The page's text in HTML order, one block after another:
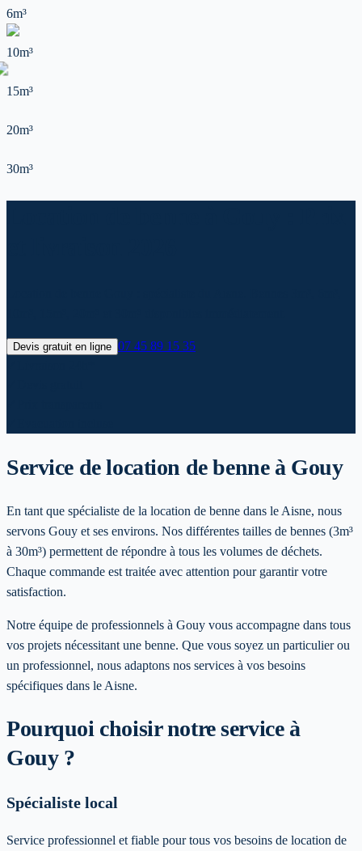
6m³
10m³
15m³
20m³
30m³
Devis gratuit en ligne 07 45 89 15 35
Service de location de benne à Gouy
En tant que spécialiste de la location de benne dans le Aisne, nous
servons Gouy et ses environs. Nos différentes tailles de bennes (3m³
à 30m³) permettent de répondre à tous les volumes de déchets.
Chaque commande est traitée avec attention pour garantir votre
satisfaction.
Notre équipe de professionnels à Gouy vous accompagne dans tous
vos projets nécessitant une benne. Que vous soyez un particulier ou
un professionnel, nous adaptons nos services à vos besoins
spécifiques dans le Aisne.
Pourquoi choisir notre service à
Gouy?
Spécialiste local
Service professionnel et fiable pour tous vos besoins de location de